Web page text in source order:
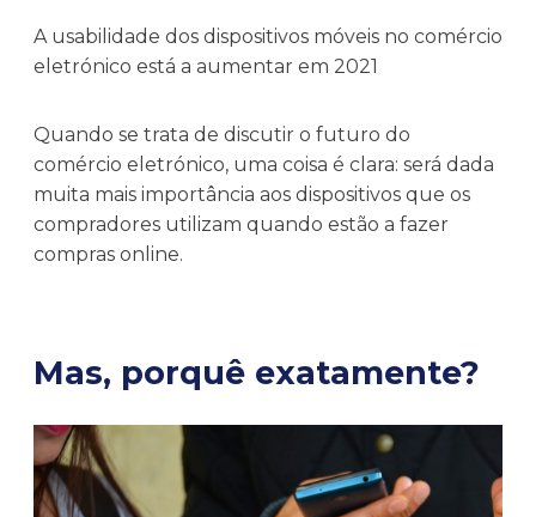
A usabilidade dos dispositivos móveis no comércio
eletrónico está a aumentar em 2021
Quando se trata de discutir o futuro do
comércio eletrónico, uma coisa é clara: será dada
muita mais importância aos dispositivos que os
compradores utilizam quando estão a fazer
compras online.
Mas, porquê exatamente?